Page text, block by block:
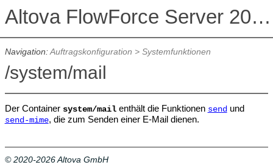
Altova FlowForce Server 2026 Advanced Edition
Navigation:Auftragskonfiguration > Systemfunktionen
/system/mail
Der Container system/mailenthält die Funktionen sendund
send-mime, die zum Senden einer E-Mail dienen.
© 2020-2026 Altova GmbH